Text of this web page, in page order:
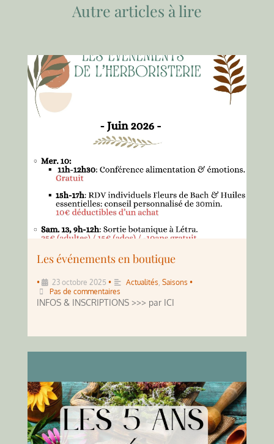
Autre articles à lire
Les événements en boutique
• 23 octobre 2025 • Actualités, Saisons •
Pas de commentaires
INFOS & INSCRIPTIONS >>> par ICI